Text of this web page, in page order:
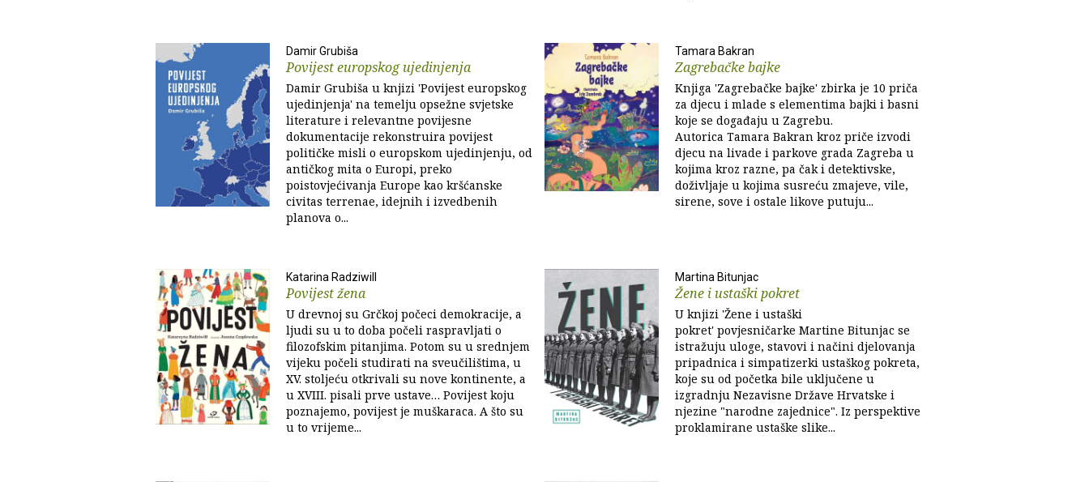
Damir Grubiša
Povijest europskog ujedinjenja
Damir Grubiša u knjizi 'Povijest europskog
ujedinjenja' na temelju opsežne svjetske
literature i relevantne povijesne
dokumentacije rekonstruira povijest
političke misli o europskom ujedinjenju, od
antičkog mita o Europi, preko
poistovjećivanja Europe kao kršćanske
civitas terrenae, idejnih i izvedbenih
planova o...
Tamara Bakran
Zagrebačke bajke
Knjiga 'Zagrebačke bajke' zbirka je 10 priča
za djecu i mlade s elementima bajki i basni
koje se događaju u Zagrebu.
Autorica Tamara Bakran kroz priče izvodi
djecu na livade i parkove grada Zagreba u
kojima kroz razne, pa čak i detektivske,
doživljaje u kojima susreću zmajeve, vile,
sirene, sove i ostale likove putuju...
Katarina Radziwill
Povijest žena
U drevnoj su Grčkoj počeci demokracije, a
ljudi su u to doba počeli raspravljati o
filozofskim pitanjima. Potom su u srednjem
vijeku počeli studirati na sveučilištima, u
XV. stoljeću otkrivali su nove kontinente, a
u XVIII. pisali prve ustave… Povijest koju
poznajemo, povijest je muškaraca. A što su
u to vrijeme...
Martina Bitunjac
Žene i ustaški pokret
U knjizi 'Žene i ustaški
pokret' povjesničarke Martine Bitunjac se
istražuju uloge, stavovi i načini djelovanja
pripadnica i simpatizerki ustaškog pokreta,
koje su od početka bile uključene u
izgradnju Nezavisne Države Hrvatske i
njezine "narodne zajednice". Iz perspektive
proklamirane ustaške slike...